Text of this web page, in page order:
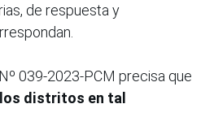
de respuesta y
039-2023-PCM precisa que
distritos en tal